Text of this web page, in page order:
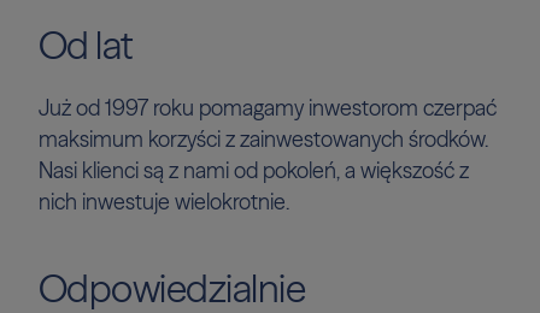
Od lat
Już od 1997 roku pomagamy inwestorom czerpać
maksimum korzyści z zainwestowanych środków.
Nasi klienci są z nami od pokoleń, a większość z
nich inwestuje wielokrotnie.
Odpowiedzialnie